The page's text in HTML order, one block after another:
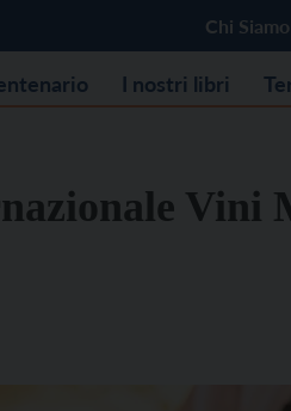
Chi Siamo
I nostri libri
Vini